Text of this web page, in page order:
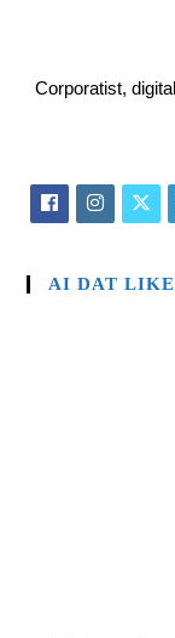
Corporatist,
AI DAT